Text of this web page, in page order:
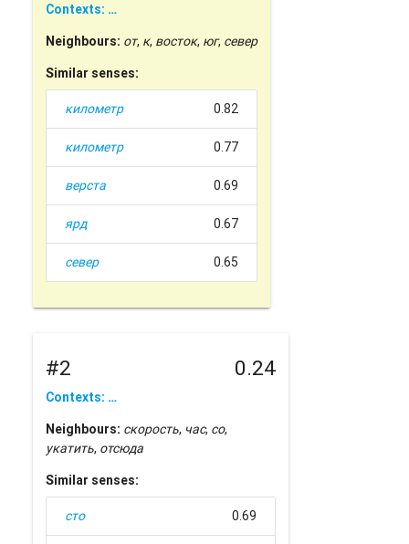
Contexts: …
Neighbours: от, к, восток, юг, север
Similar senses:
километр 0.82
километр 0.77
верста 0.69
ярд 0.67
север 0.65
#2 0.24
Contexts: …
Neighbours: скорость, час, со,
укатить, отсюда
Similar senses:
сто 0.69